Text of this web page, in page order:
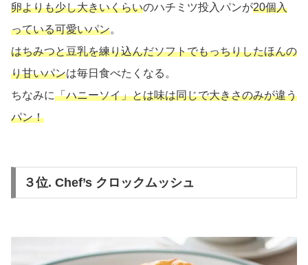
卵よりも少し大きいくらいのハチミツ投入パンが20個入
っている可愛いパン。
はちみつと豆乳を練り込んだソフトでもっちりしたほんの
り甘いパンは毎日食べたくなる。
ちなみに「ハニーソイ」とは味は同じで大きさのみが違う
パン！
３位. Chef’s クロックムッシュ